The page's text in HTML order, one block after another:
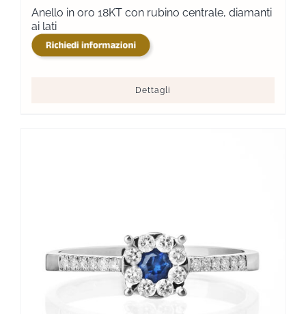
Anello in oro 18KT con rubino centrale, diamanti
ai lati
Dettagli